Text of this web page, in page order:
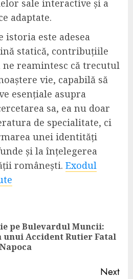
sale interactive și a
adaptate.
este adesea
statică, contribuțiile
reamintesc că trecutul
vie, capabilă să
esențiale asupra
sa, ea nu doar
de specialitate, ci
unei identități
și la înțelegerea
românești. Exodul
pe Bulevardul Muncii:
unui Accident Rutier Fatal
Next